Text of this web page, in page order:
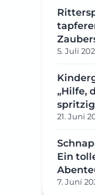
5. Juli
„Hilfe,
21. Juni
Ein
7. Juni